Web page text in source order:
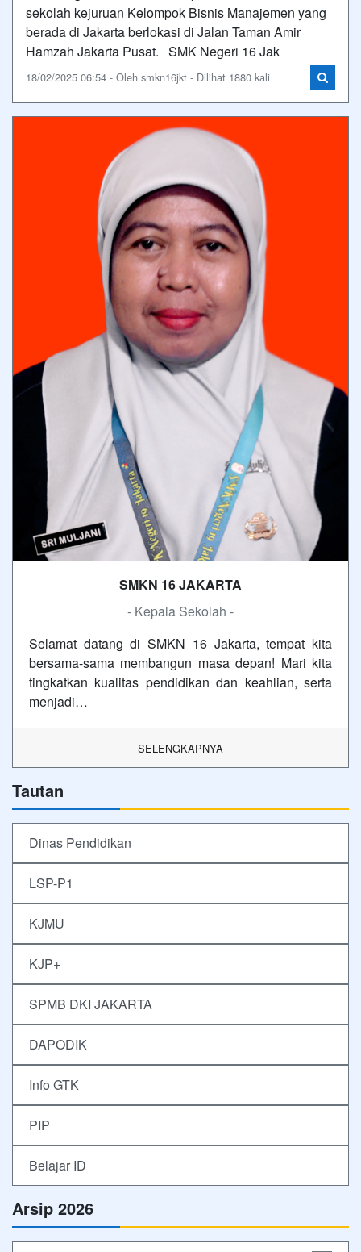
sekolah kejuruan Kelompok Bisnis Manajemen yang
berada di Jakarta berlokasi di Jalan Taman Amir
Hamzah Jakarta Pusat. SMK Negeri 16 Jak
18/02/2025 06:54 - Oleh smkn16jkt - Dilihat 1880 kali
SMKN 16 JAKARTA
- Kepala Sekolah -
Selamat datang di SMKN 16 Jakarta, tempat kita
bersama-sama membangun masa depan! Mari kita
tingkatkan kualitas pendidikan dan keahlian, serta
menjadi…
SELENGKAPNYA
Tautan
Dinas Pendidikan
LSP-P1
KJMU
KJP+
SPMB DKI JAKARTA
DAPODIK
Info GTK
PIP
Belajar ID
Arsip 2026